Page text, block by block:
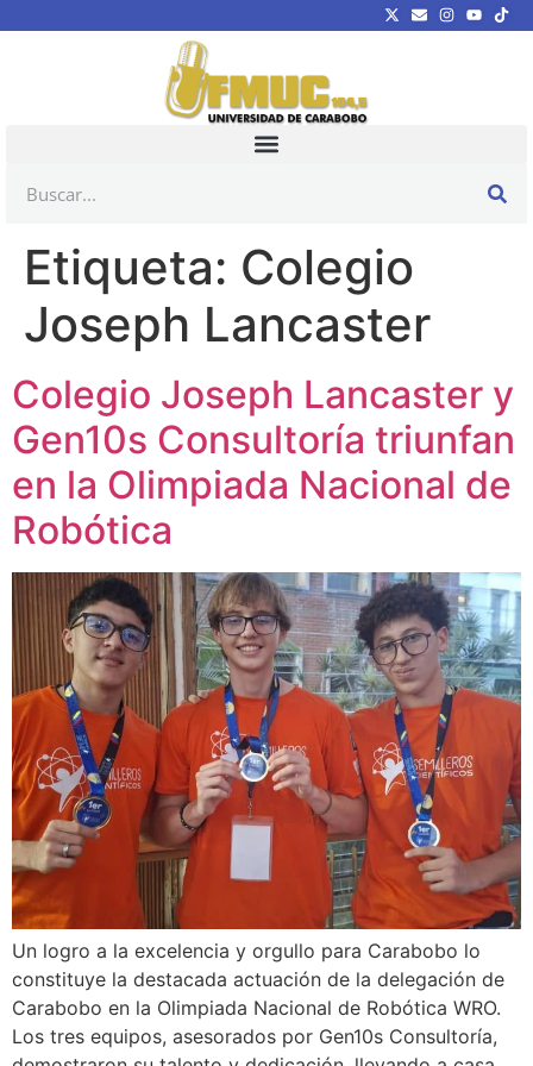
Etiqueta: Colegio
Joseph Lancaster
Colegio Joseph Lancaster y
Gen10s Consultoría triunfan
en la Olimpiada Nacional de
Robótica
Un logro a la excelencia y orgullo para Carabobo lo
constituye la destacada actuación de la delegación de
Carabobo en la Olimpiada Nacional de Robótica WRO.
Los tres equipos, asesorados por Gen10s Consultoría,